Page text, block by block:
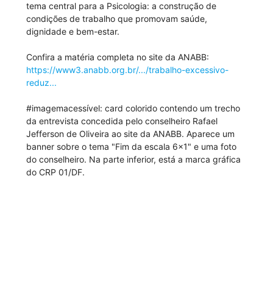
tema central para a Psicologia: a construção de
condições de trabalho que promovam saúde,
dignidade e bem-estar.
Confira a matéria completa no site da ANABB:
https://www3.anabb.org.br/.../trabalho-excessivo-
reduz...
#imagemacessível: card colorido contendo um trecho
da entrevista concedida pelo conselheiro Rafael
Jefferson de Oliveira ao site da ANABB. Aparece um
banner sobre o tema "Fim da escala 6x1" e uma foto
do conselheiro. Na parte inferior, está a marca gráfica
do CRP 01/DF.